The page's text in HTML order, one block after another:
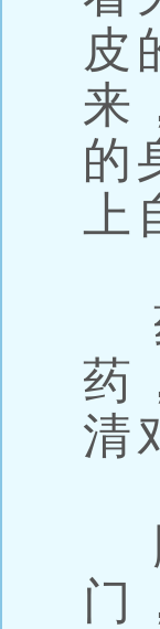
皮
来
的
药
清
门